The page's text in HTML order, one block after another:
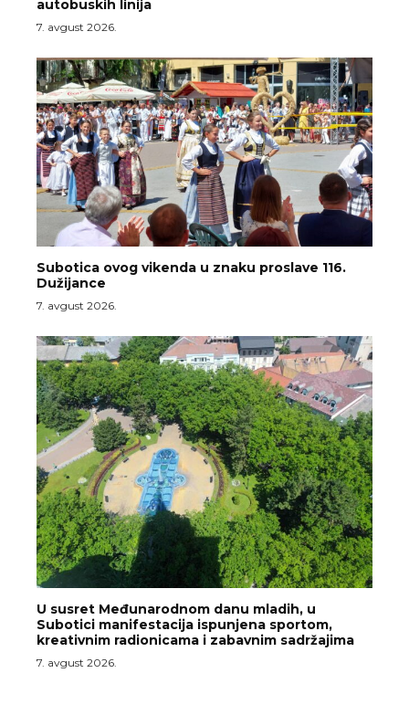
autobuskih linija
7. avgust 2026.
Subotica ovog vikenda u znaku proslave 116.
Dužijance
7. avgust 2026.
U susret Međunarodnom danu mladih, u
Subotici manifestacija ispunjena sportom,
kreativnim radionicama i zabavnim sadržajima
7. avgust 2026.